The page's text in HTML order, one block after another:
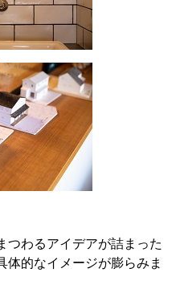
つわるアイデアが詰まった
体的なイメージが膨らみま